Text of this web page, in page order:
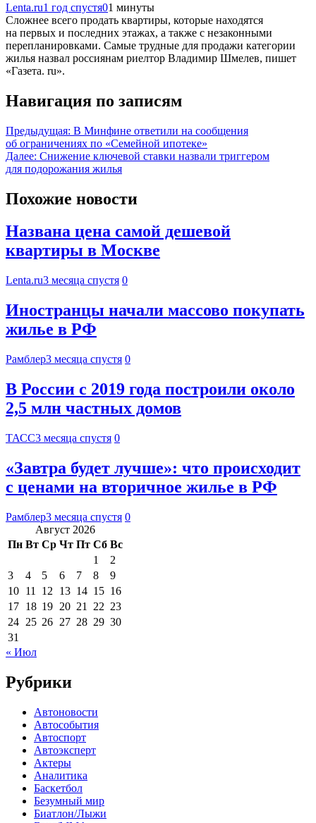
Lenta.ru1 год спустя01 минуты
Сложнее всего продать квартиры, которые находятся
на первых и последних этажах, а также с незаконными
перепланировками. Самые трудные для продажи категории
жилья назвал россиянам риелтор Владимир Шмелев, пишет
«Газета. ru».
Навигация по записям
Предыдущая: В Минфине ответили на сообщения
об ограничениях по «Семейной ипотеке»
Далее: Снижение ключевой ставки назвали триггером
для подорожания жилья
Похожие новости
Названа цена самой дешевой
квартиры в Москве
Lenta.ru3 месяца спустя 0
Иностранцы начали массово покупать
жилье в РФ
Рамблер3 месяца спустя 0
В России с 2019 года построили около
2,5 млн частных домов
ТАСС3 месяца спустя 0
«Завтра будет лучше»: что происходит
с ценами на вторичное жилье в РФ
Рамблер3 месяца спустя 0
Август 2026
Пн Вт Ср Чт Пт Сб Вс
1
2
3
4 5 6 7 8
9
10 11 12 13 14 15 16
17 18 19 20 21 22 23
24 25 26 27 28 29 30
31
« Июл
Рубрики
Автоновости
Автособытия
Автоспорт
Автоэксперт
Актеры
Аналитика
Баскетбол
Безумный мир
Биатлон/Лыжи